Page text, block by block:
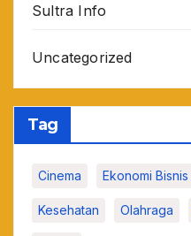
Sultra Info
Uncategorized
Tag
Cinema Ekonomi Bisnis
Kesehatan Olahraga